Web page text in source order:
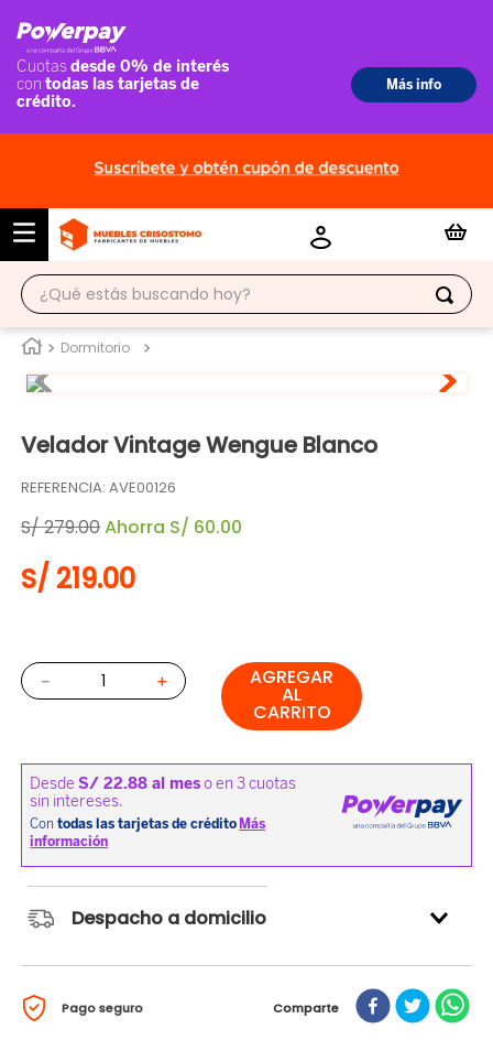
¿Qué estás buscando hoy?
Dormitorio
Velador Vintage Wengue Blanco
REFERENCIA:AVE00126
S/279.00Ahorra S/ 60.00
S/ 219.00
＋
－ AGREGAR
AL
CARRITO
Despacho a domicilio
Pago seguro Comparte
.